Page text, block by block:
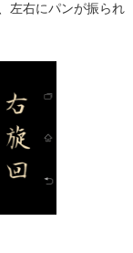
左右にパンが振られ